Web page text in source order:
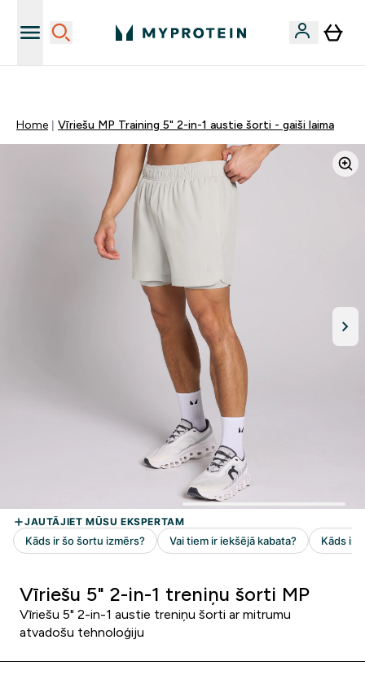
Home Vīriešu MP Training 5" 2-in-1 austie šorti - gaiši laima
Vīriešu 5" 2-in-1 treniņu šorti MP
Vīriešu 5" 2-in-1 austie treniņu šorti ar mitrumu
atvadošu tehnoloģiju